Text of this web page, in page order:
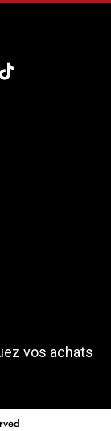
vos achats